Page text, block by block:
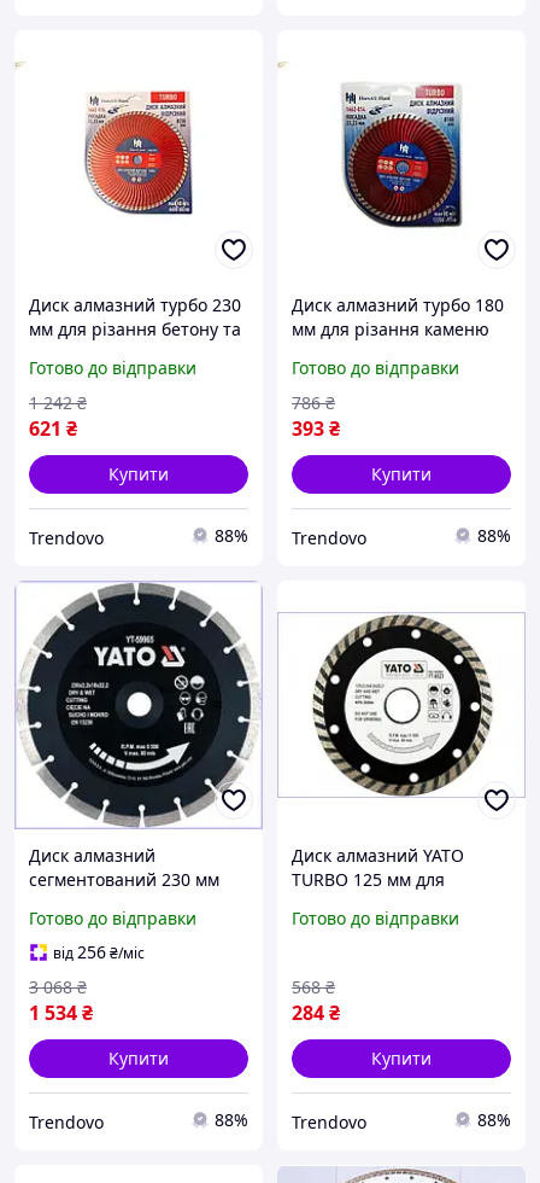
Диск алмазний турбо 230
мм для різання бетону та
діаметром 22 2 мм
Готово до відправки
621 ₴
1 242 ₴
Купити
Trendovo 88%
Диск алмазний турбо 180
мм для різання каменю
діаметром 22,2 мм
Готово до відправки
393₴
786 ₴
Купити
Trendovo 88%
Диск алмазний
сегментований 230 мм
бетону в мокрому сухому
режимі YATO
Готово до відправки
від256₴/міс
1 534₴
3 068 ₴
Купити
Trendovo 88%
Диск алмазний YATO
TURBO 125 мм для
каменю з посадковим
Готово до відправки
284₴
568 ₴
Купити
Trendovo 88%